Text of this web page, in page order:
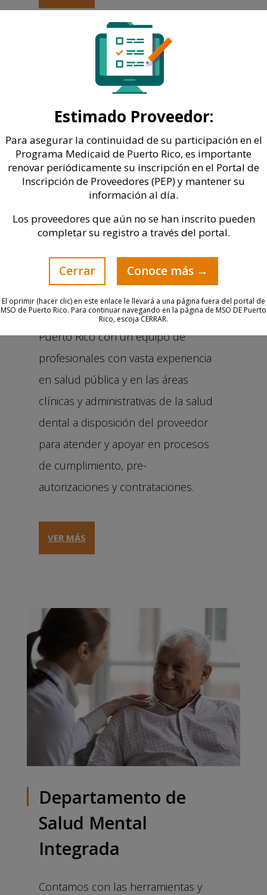
Departamento
Dental
Único programa en su clase en
Puerto Rico con un equipo de
profesionales con vasta experiencia
en salud pública y en las áreas
clínicas y administrativas de la salud
dental a disposición del proveedor
para atender y apoyar en procesos
de cumplimiento, pre-
autorizaciones y contrataciones.
VER MÁS
Departamento de
Salud Mental
Integrada
Contamos con las herramientas y
Estimado Proveedor:
Para asegurar la continuidad de su participación en el
Programa Medicaid de Puerto Rico, es importante
renovar periódicamente su inscripción en el Portal de
Inscripción de Proveedores (PEP) y mantener su
información al día.
Los proveedores que aún no se han inscrito pueden
completar su registro a través del portal.
Cerrar Conoce más →
El oprimir (hacer clic) en este enlace le llevará a una página fuera del portal de
MSO de Puerto Rico. Para continuar navegando en la página de MSO DE Puerto
Rico, escoja CERRAR.